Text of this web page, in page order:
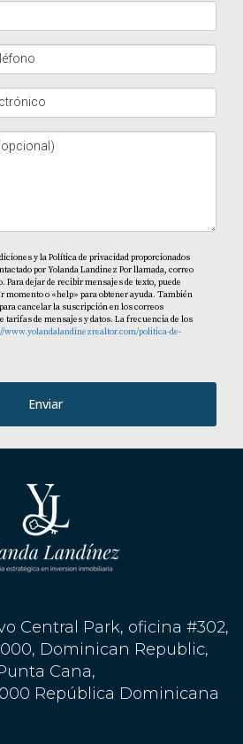
y la Política de privacidad proporcionados
por Yolanda Landinez Por llamada, correo
Para dejar de recibir mensajes de texto, puede
momento o «help» para obtener ayuda. También
cancelar la suscripción en los correos
tarifas de mensajes y datos. La frecuencia de los
www.yolandalandinezrealtor.com/politica-de-
Enviar
Central Park, oficina #302,
Dominican Republic,
Cana,
República Dominicana